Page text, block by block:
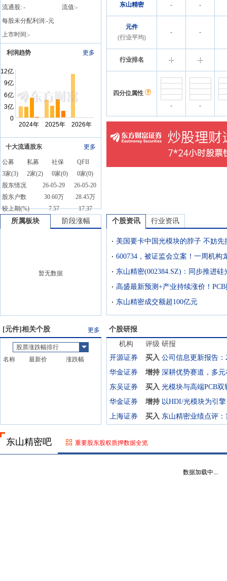
流通股: - 流值:-
每股未分配利润:-元
上市时间:-
利润趋势 更多
十大流通股东 更多
公募 私募 社保
QFII
3家(3) 2家(2) 0家(0) 0家(0)
股东情况
26-05-29
26-05-20
股东户数
30.60万
28.45万
较上期(%)
7.57 17.37
东山精密 - -
元件
(行业平均)
- -
行业排名 -- --
四分位属性
-
-
所属板块 阶段涨幅
暂无数据
个股资讯 行业资讯
美国要卡中国光模块的脖子 不妨先
东山精密成交额超100亿元
[元件]相关个股 更多
股票涨跌幅排行
名称
最新价 涨跌幅
个股研报
机构
评级 研报
开源证券
买入
华金证券
增持
东吴证券
买入
华金证券
增持
上海证券
买入
东山精密吧 重要股东股权质押数据全览